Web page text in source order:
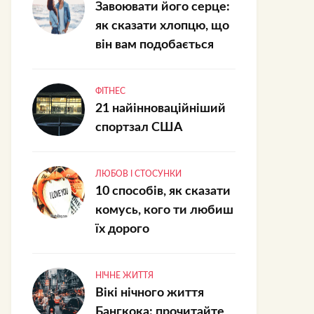
Завоювати його серце:
як сказати хлопцю, що
він вам подобається
ФІТНЕС
21 найінноваційніший
спортзал США
ЛЮБОВ І СТОСУНКИ
10 способів, як сказати
комусь, кого ти любиш
їх дорого
НІЧНЕ ЖИТТЯ
Вікі нічного життя